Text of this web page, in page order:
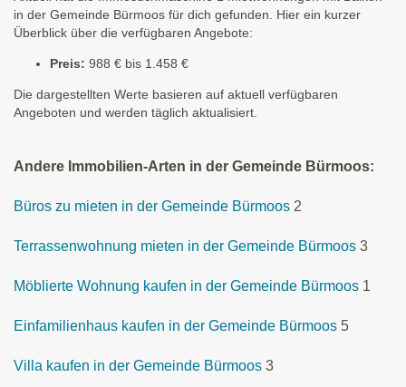
in der Gemeinde Bürmoos für dich gefunden. Hier ein kurzer
Überblick über die verfügbaren Angebote:
Preis: 988 € bis 1.458 €
Die dargestellten Werte basieren auf aktuell verfügbaren
Angeboten und werden täglich aktualisiert.
Andere Immobilien-Arten in der Gemeinde Bürmoos:
Büros zu mieten in der Gemeinde Bürmoos 2
Terrassenwohnung mieten in der Gemeinde Bürmoos 3
Möblierte Wohnung kaufen in der Gemeinde Bürmoos 1
Einfamilienhaus kaufen in der Gemeinde Bürmoos 5
Villa kaufen in der Gemeinde Bürmoos 3